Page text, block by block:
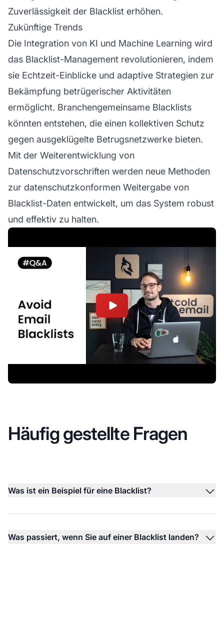
Zuverlässigkeit der Blacklist erhöhen.
Zukünftige Trends
Die Integration von KI und Machine Learning wird
das Blacklist-Management revolutionieren, indem
sie Echtzeit-Einblicke und adaptive Strategien zur
Bekämpfung betrügerischer Aktivitäten
ermöglicht. Branchengemeinsame Blacklists
könnten entstehen, die einen kollektiven Schutz
gegen ausgeklügelte Betrugsnetzwerke bieten.
Mit der Weiterentwicklung von
Datenschutzvorschriften werden neue Methoden
zur datenschutzkonformen Weitergabe von
Blacklist-Daten entwickelt, um das System robust
und effektiv zu halten.
Häufig gestellte Fragen
Was ist ein Beispiel für eine Blacklist?
Was passiert, wenn Sie auf einer Blacklist landen?